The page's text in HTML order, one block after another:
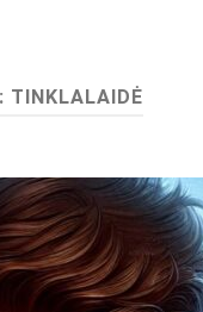
TINKLALAIDĖ